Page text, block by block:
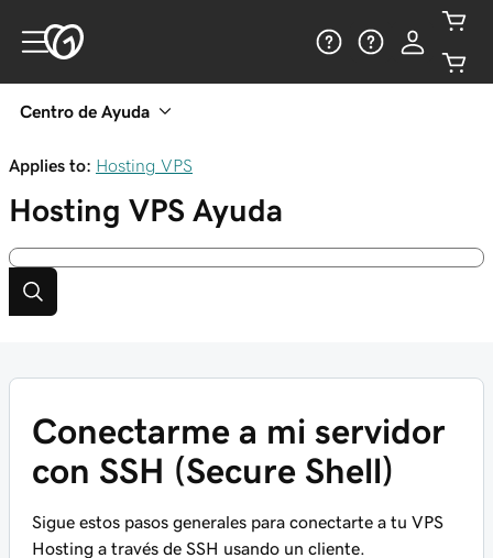
Centro de Ayuda
Applies to: Hosting VPS
Hosting VPS Ayuda
Conectarme a mi servidor
con SSH (Secure Shell)
Sigue estos pasos generales para conectarte a tu VPS
Hosting a través de SSH usando un cliente.